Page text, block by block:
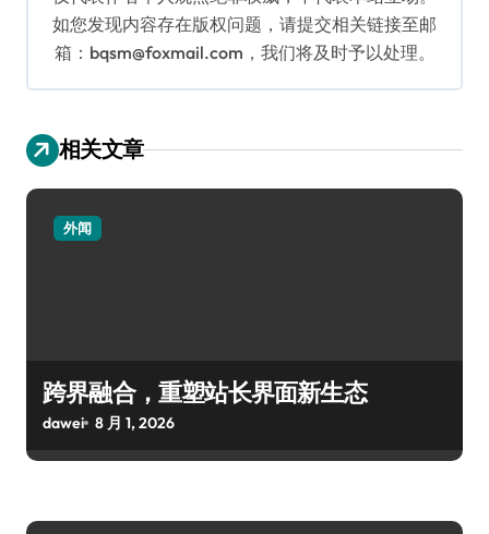
如您发现内容存在版权问题，请提交相关链接至邮
箱：bqsm@foxmail.com，我们将及时予以处理。
相关文章
外闻
跨界融合，重塑站长界面新生态
dawei 8 月 1, 2026